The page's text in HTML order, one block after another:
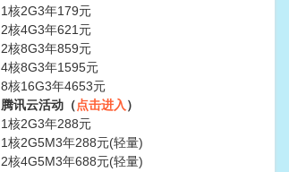
1核2G3年179元
2核4G3年621元
2核8G3年859元
4核8G3年1595元
8核16G3年4653元
腾讯云活动（点击进入 ）
1核2G3年288元
1核2G5M3年288元(轻量)
2核4G5M3年688元(轻量)